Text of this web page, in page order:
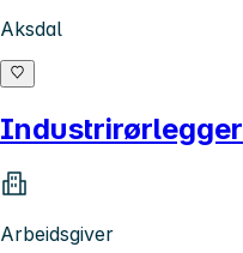
Aksdal
Industrirørlegger
Arbeidsgiver